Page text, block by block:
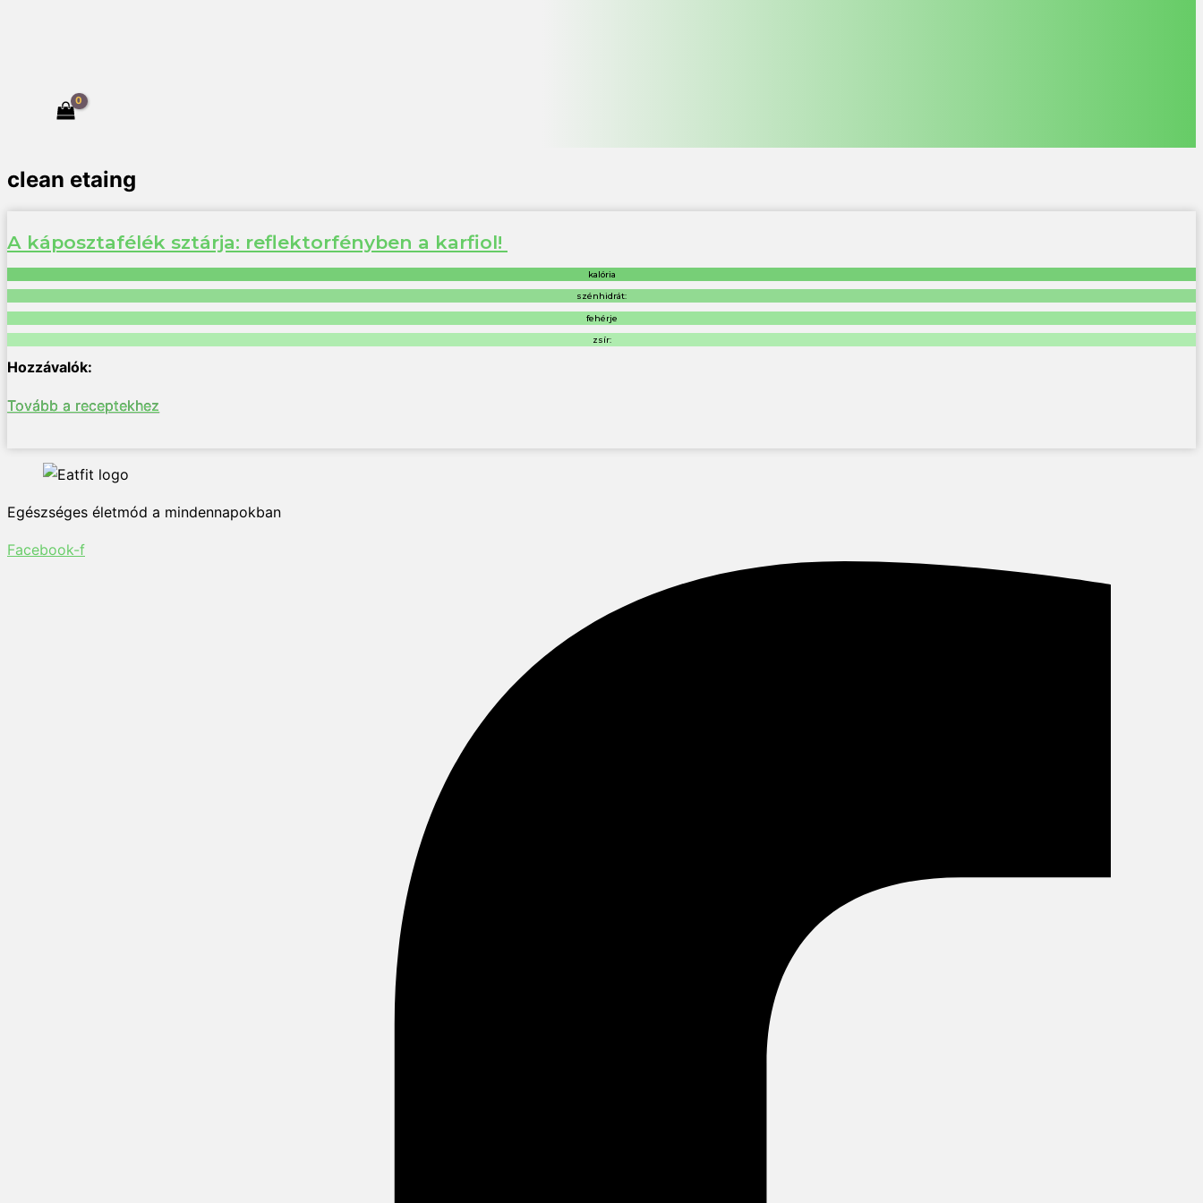
clean etaing
A káposztafélék sztárja: reflektorfényben a karfiol!
kalória
szénhidrát:
fehérje
zsír:
Tovább a receptekhez
Egészséges életmód a mindennapokban
Facebook-f